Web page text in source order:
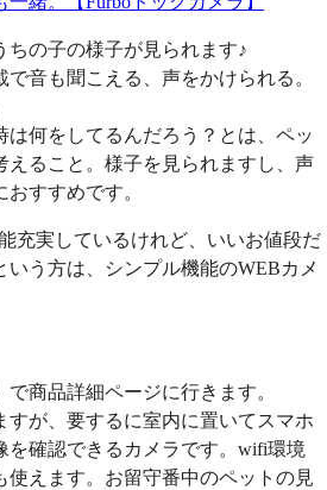
ちの子の様子が見られます♪
音も聞こえる、声をかけられる。
は何をしてるんだろう？とは、ペッ
えること。様子を見られますし、声
すすめです。
充実しているけれど、いいお値段だ
う方は、シンプル機能のWEBカメ
商品詳細ページに行きます。
すが、要するに室内に置いてスマホ
を確認できるカメラです。wifi環境
使えます。お留守番中のペットの見